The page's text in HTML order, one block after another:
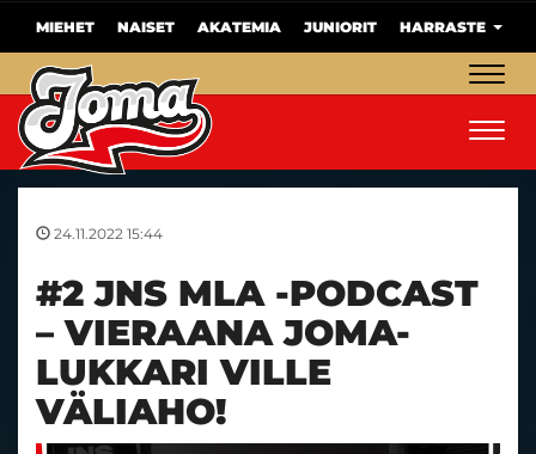
MIEHET NAISET AKATEMIA JUNIORIT HARRASTE
24.11.2022 15:44
#2 JNS MLA -PODCAST
– VIERAANA JOMA-
LUKKARI VILLE
VÄLIAHO!